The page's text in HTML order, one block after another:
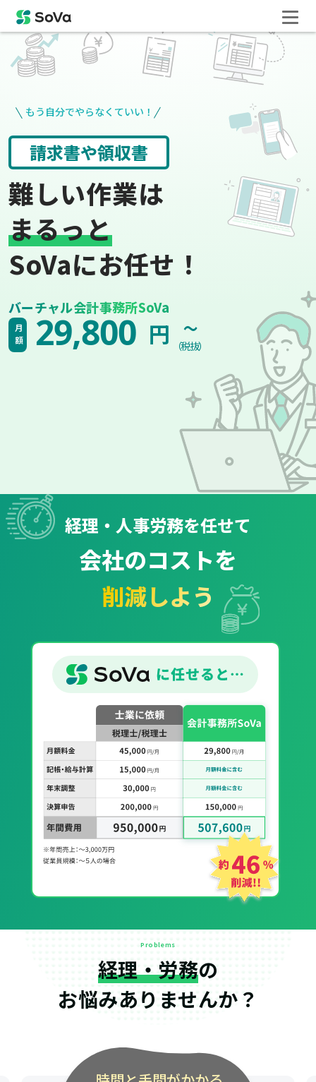
もう自分でやらなくていい！
役所手続き 給与計算
難しい作業は
まるっと
SoVaにお任せ！
バーチャル会計事務所SoVa
月額 29,800 円 ~
（税抜）
経理・人事労務を任せて
会社のコストを
削減しよう
Problems
経理・労務の
お悩みありませんか？